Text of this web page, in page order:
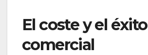
El coste y el éxito
comercial